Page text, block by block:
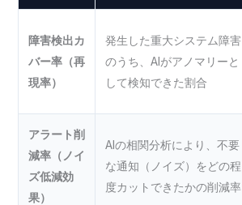
障害検出カ
バー率（再
現率）
発生した重大システム障害
のうち、AIがアノマリーと
して検知できた割合
アラート削
減率（ノイ
ズ低減効
果）
AIの相関分析により、不要
な通知（ノイズ）をどの程
度カットできたかの削減率